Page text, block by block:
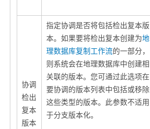
协调
检出
复本
版本
指定协调是否将包括检出复本版
本。如果要将检出复本创建为地
理数据库复制工作流的一部分，
则系统会在地理数据库中创建相
关联的版本。您可通过此选项在
要协调的版本列表中包括或移除
这些类型的版本。此参数不适用
于分支版本化。